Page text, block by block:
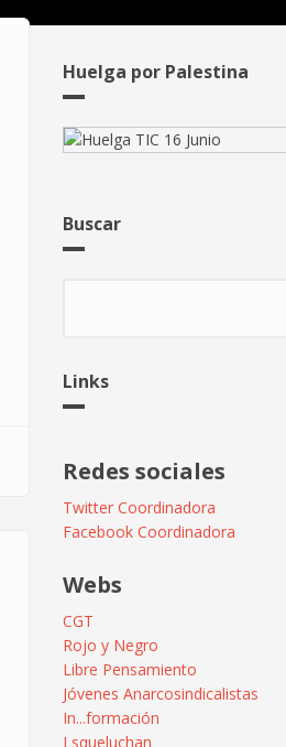
Huelga por Palestina
Buscar
Links
Redes sociales
Twitter Coordinadora
Facebook Coordinadora
Webs
CGT
Rojo y Negro
Libre Pensamiento
Jóvenes Anarcosindicalistas
In...formación
Lsqueluchan